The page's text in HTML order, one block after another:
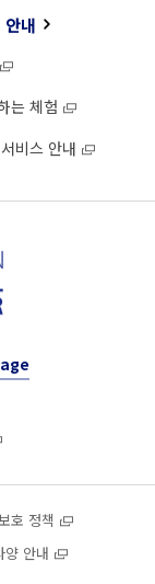
안내
는 체험
비스 안내
호 정책
양 안내